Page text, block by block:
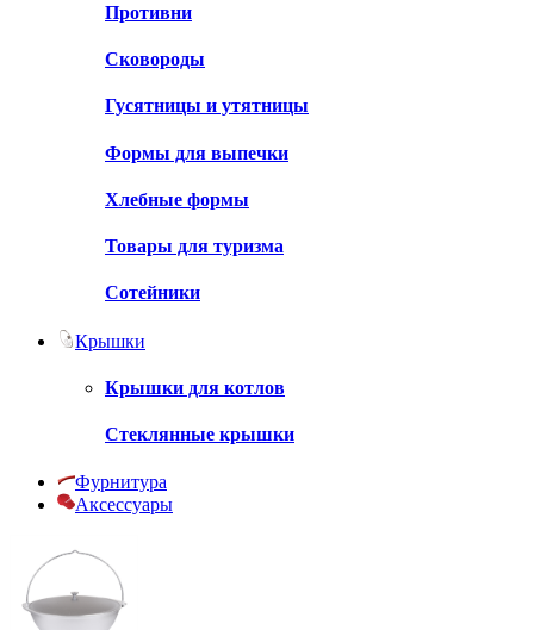
Противни
Сковороды
Гусятницы и утятницы
Формы для выпечки
Хлебные формы
Товары для туризма
Сотейники
Крышки
Крышки для котлов
Стеклянные крышки
Фурнитура
Аксессуары